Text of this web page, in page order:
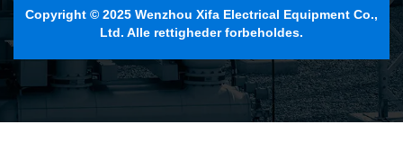
Copyright © 2025 Wenzhou Xifa Electrical Equipment Co.,
Ltd. Alle rettigheder forbeholdes.